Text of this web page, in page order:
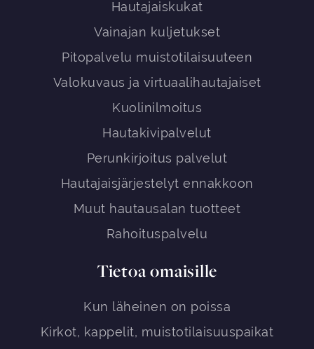
Hautajaiskukat
Vainajan kuljetukset
Pitopalvelu muistotilaisuuteen
Valokuvaus ja virtuaalihautajaiset
Kuolinilmoitus
Hautakivipalvelut
Perunkirjoitus palvelut
Hautajaisjärjestelyt ennakkoon
Muut hautausalan tuotteet
Rahoituspalvelu
Tietoa omaisille
Kun läheinen on poissa
Kirkot, kappelit, muistotilaisuuspaikat